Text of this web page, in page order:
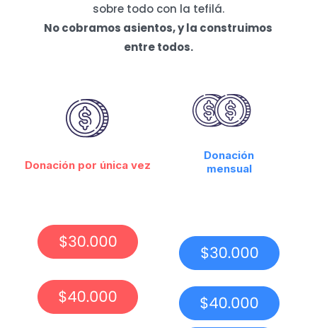
sobre todo con la tefilá.
No cobramos asientos, y la construimos
entre todos.
Donación por única vez
Donación
mensual